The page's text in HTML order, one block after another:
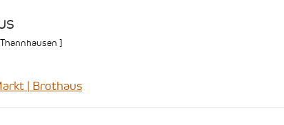
Thannhausen ]
| Brothaus